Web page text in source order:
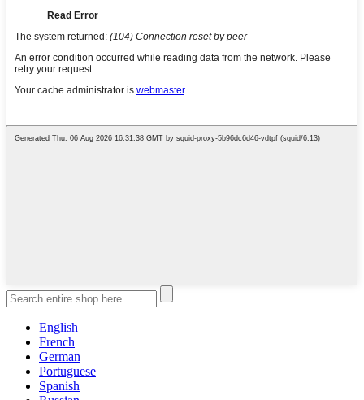
English
French
German
Portuguese
Spanish